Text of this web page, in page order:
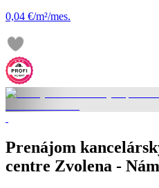
0,04 €/m²/mes.
Prenájom
centre Zvolena -